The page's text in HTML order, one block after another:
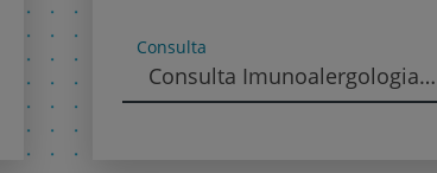
Consulta
Consulta Imunoalergologia - Imunoalergologia